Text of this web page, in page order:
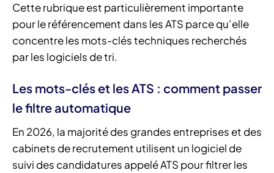
Cette rubrique est particulièrement importante
pour le référencement dans les ATS parce qu’elle
concentre les mots-clés techniques recherchés
par les logiciels de tri.
Les mots-clés et les ATS : comment passer
le filtre automatique
En 2026, la majorité des grandes entreprises et des
cabinets de recrutement utilisent un logiciel de
suivi des candidatures appelé ATS pour filtrer les